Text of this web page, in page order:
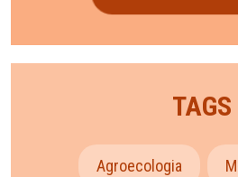
TAGS
Agroecologia